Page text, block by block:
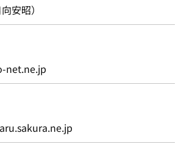
安昭）
net.ne.jp